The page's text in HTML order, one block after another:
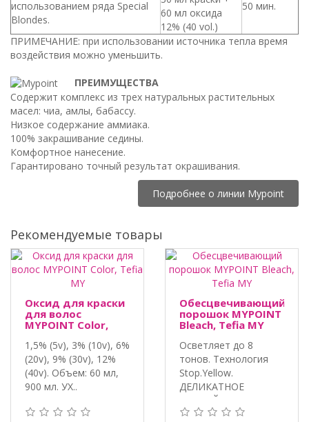
использованием ряда Special
Blondes.
60 мл оксида
12% (40 vol.)
50 мин.
ПРИМЕЧАНИЕ: при использовании источника тепла время
воздействия можно уменьшить.
ПРЕИМУЩЕСТВА
Содержит комплекс из трех натуральных растительных
масел: чиа, амлы, бабассу.
Низкое содержание аммиака.
100% закрашивание седины.
Комфортное нанесение.
Гарантировано точный результат окрашивания.
Подробнее о линии Mypoint
Рекомендуемые товары
Оксид для краски
для волос
MYPOINT Color,
1,5% (5v), 3% (10v), 6%
(20v), 9% (30v), 12%
(40v). Объем: 60 мл,
900 мл. УХ..
Обесцвечивающий
порошок MYPOINT
Bleach, Tefia MY
Осветляет до 8
тонов. Технология
Stop.Yellow.
ДЕЛИКАТНОЕ
ВОЗДЕЙСТВИЕ С
ЛИПИДНЫМ..